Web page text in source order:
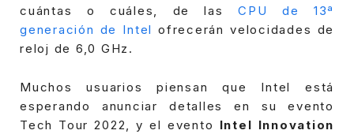
cuántas o cuáles, de lasCPU de 13ª
generación de Intel ofrecerán velocidades de
reloj de 6,0 GHz.
Muchos usuarios piensan que Intel está
esperando anunciar detalles en su evento
Tech Tour 2022, y el evento Intel Innovation